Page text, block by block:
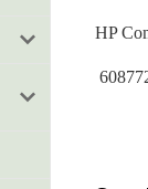
HP